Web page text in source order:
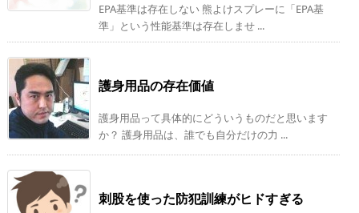
EPA基準は存在しない 熊よけスプレーに「EPA基
準」という性能基準は存在しませ ...
護身用品の存在価値
護身用品って具体的にどういうものだと思います
か？ 護身用品は、誰でも自分だけの力 ...
刺股を使った防犯訓練がヒドすぎる